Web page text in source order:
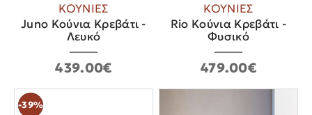
ΚΟΥΝΙΕΣ
Juno Κούνια Κρεβάτι -
Λευκό
439.00€
ΚΟΥΝΙΕΣ
Rio Κούνια Κρεβάτι -
Φυσικό
479.00€
New
-39%